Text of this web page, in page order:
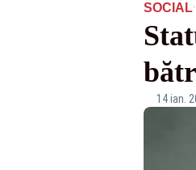
SOCIAL·
14 ian.